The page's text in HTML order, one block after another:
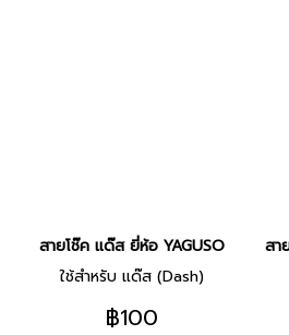
สายโช๊ค แด๊ส ยี่ห้อ YAGUSO
ใช้สำหรับ แด๊ส (Dash)
฿100
สา